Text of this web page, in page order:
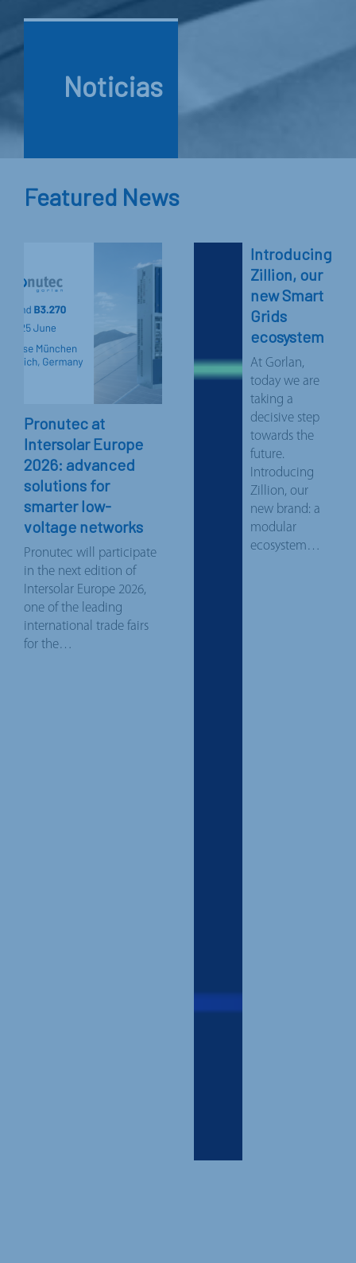
Noticias
Featured News
Pronutec at
Intersolar Europe
2026: advanced
solutions for
smarter low-
voltage networks
Pronutec will participate
in the next edition of
Intersolar Europe 2026,
one of the leading
international trade fairs
for the…
Introducing
Zillion, our
new Smart
Grids
ecosystem
At Gorlan,
today we are
taking a
decisive step
towards the
future.
Introducing
Zillion, our
new brand: a
modular
ecosystem…